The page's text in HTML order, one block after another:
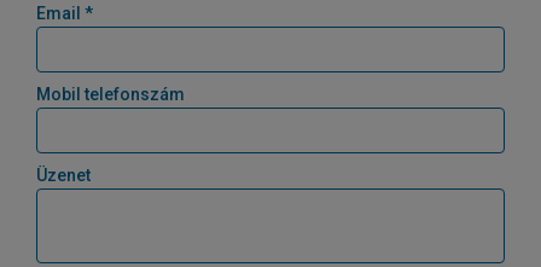
Email *
Mobil telefonszám
Üzenet